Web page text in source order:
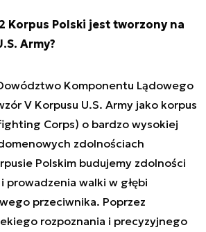
Korpus Polski jest tworzony na
Army?
Komponentu Lądowego
V Korpusu U.S. Army jako korpus
Corps) o bardzo wysokiej
zdolnościach
Polskim budujemy zdolności
prowadzenia walki w głębi
przeciwnika. Poprzez
rozpoznania i precyzyjnego